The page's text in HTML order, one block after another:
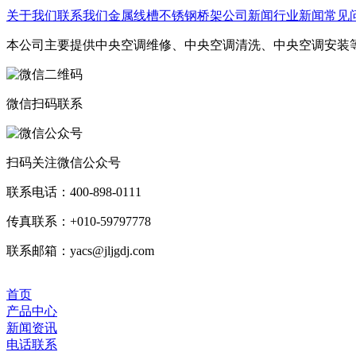
关于我们联系我们金属线槽不锈钢桥架公司新闻行业新闻常见
本公司主要提供中央空调维修、中央空调清洗、中央空调安装
微信扫码联系
扫码关注微信公众号
联系电话：400-898-0111
传真联系：+010-59797778
联系邮箱：yacs@jljgdj.com
首页
产品中心
新闻资讯
电话联系